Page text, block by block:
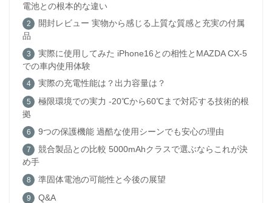
電池との根本的な違い
開封レビュー 実物から感じる上質な質感と充実の付属
品
実際に使用してみた iPhone16との相性とMAZDA CX-5
での車内使用体験
実際の充電性能は？出力容量は？
極限環境での実力 -20℃から60℃まで対応する技術的根
拠
9つの保護機能 過酷な使用シーンでも安心の理由
競合製品との比較 5000mAhクラスで選ぶならこれが決
め手
準固体電池の可能性と今後の展望
Q&A